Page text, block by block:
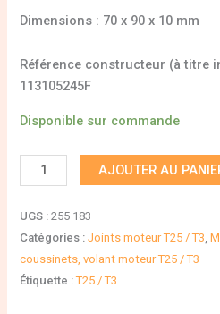
Dimensions : 70 x 90 x 10 mm
Référence constructeur (à titre
113105245F
Disponible sur commande
AJOUTER AU
UGS :255 183
Catégories :Joints moteur T25 / T3 ,
coussinets, volant moteur T25 / T3
Étiquette :T25 / T3